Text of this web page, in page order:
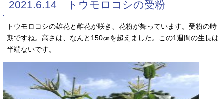
2021.6.14 トウモロコシの受粉
トウモロコシの雄花と雌花が咲き、花粉が舞っています。受粉の時
期ですね。高さは、なんと150㎝を超えました。この1週間の生長は
半端ないです。